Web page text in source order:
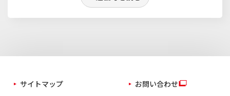
サイトマップ お問い合わせ